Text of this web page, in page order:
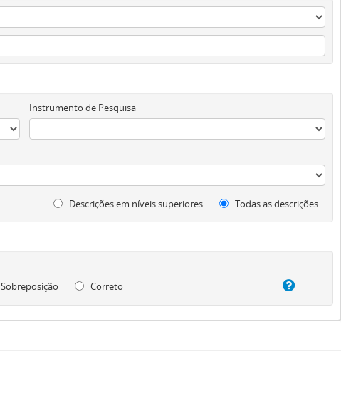
Instrumento de Pesquisa
Descrições em níveis superiores Todas as descrições
Sobreposição
Correto